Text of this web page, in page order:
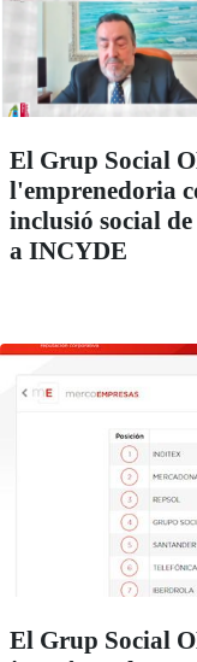
El Grup Social
l'emprenedoria
inclusió social
a INCYDE
El Grup Social